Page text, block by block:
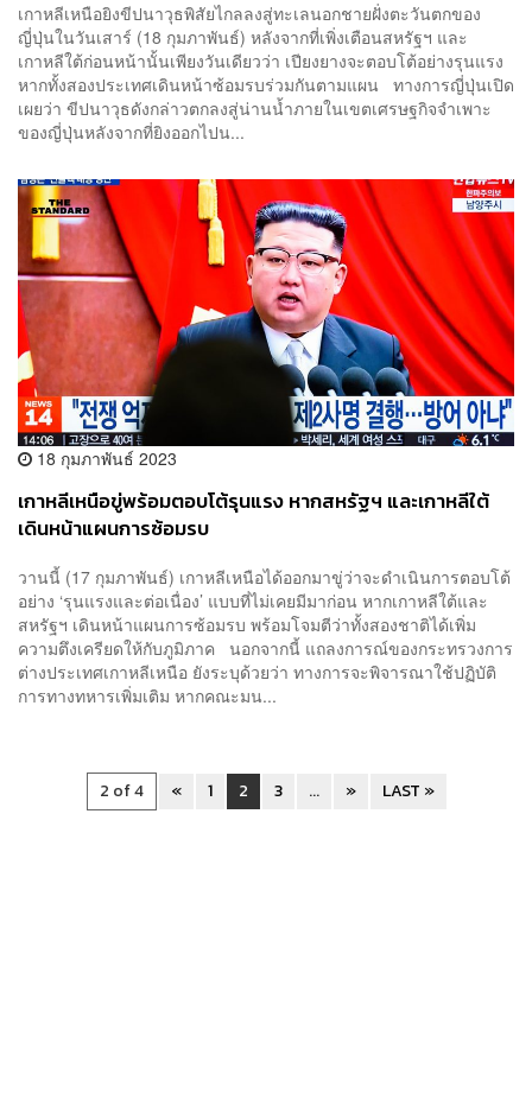
เกาหลีเหนือยิงขีปนาวุธพิสัยไกลลงสู่ทะเลนอกชายฝั่งตะวันตกของ
ญี่ปุ่นในวันเสาร์ (18 กุมภาพันธ์) หลังจากที่เพิ่งเตือนสหรัฐฯ และ
เกาหลีใต้ก่อนหน้านั้นเพียงวันเดียวว่า เปียงยางจะตอบโต้อย่างรุนแรง
หากทั้งสองประเทศเดินหน้าซ้อมรบร่วมกันตามแผน ทางการญี่ปุ่นเปิด
เผยว่า ขีปนาวุธดังกล่าวตกลงสู่น่านน้ำภายในเขตเศรษฐกิจจำเพาะ
ของญี่ปุ่นหลังจากที่ยิงออกไปน...
18 กุมภาพันธ์ 2023
เกาหลีเหนือขู่พร้อมตอบโต้รุนแรง หากสหรัฐฯ และเกาหลีใต้
เดินหน้าแผนการซ้อมรบ
วานนี้ (17 กุมภาพันธ์) เกาหลีเหนือได้ออกมาขู่ว่าจะดำเนินการตอบโต้
อย่าง ‘รุนแรงและต่อเนื่อง’ แบบที่ไม่เคยมีมาก่อน หากเกาหลีใต้และ
สหรัฐฯ เดินหน้าแผนการซ้อมรบ พร้อมโจมตีว่าทั้งสองชาติได้เพิ่ม
ความตึงเครียดให้กับภูมิภาค นอกจากนี้ แถลงการณ์ของกระทรวงการ
ต่างประเทศเกาหลีเหนือ ยังระบุด้วยว่า ทางการจะพิจารณาใช้ปฏิบัติ
การทางทหารเพิ่มเติม หากคณะมน...
2 of 4 « 1 2 3 ... » LAST »